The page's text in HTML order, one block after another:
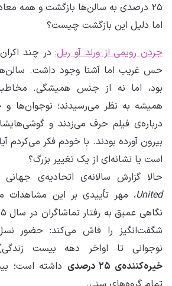
۲۵ درصدی به سالن‌ها بازگشت و همه
اما دلیل این بازگشت چیست؟
جردن رویمی از ورلد آو ریل:در چند
حس غریب اما آشنا وجود داشت.
بود، اما نه از جنس همیشگی.
همیشه به نظر می‌رسیدند؛ نوجوان‌ها و
درباره‌ی فیلم حرف می‌زدند و
بیرون آورده بودند. با خودم فکر
است یا نشانه‌ای از یک تغییر بزرگ؟
حالا گزارش سالانه‌ی اتحادیه‌ی جهانی
United، مهر تأییدی بر این مشاهدات
شگفت‌انگیز را فاش می‌کند: حضور نسل
نوجوانی تا اواخر دهه بیست
خیره‌کننده‌ی ۲۵ درصدی
داشته است؛